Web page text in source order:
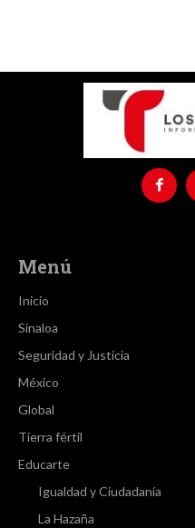
Menú
Inicio
Sinaloa
Seguridad y Justicia
México
Global
Tierra fértil
Educarte
Igualdad y Ciudadanía
La Hazaña